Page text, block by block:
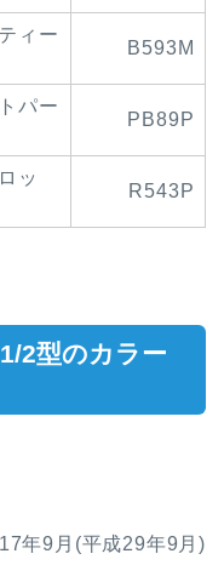
ィー
B593M
パー
PB89P
ッ
R543P
2型のカラー
年9月(平成29年9月)